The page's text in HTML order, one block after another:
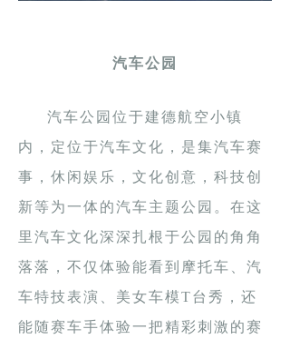
汽车公园
汽车公园位于建德航空小镇
内，定位于汽车文化，是集汽车赛
事，休闲娱乐，文化创意，科技创
新等为一体的汽车主题公园。在这
里汽车文化深深扎根于公园的角角
落落，不仅体验能看到摩托车、汽
车特技表演、美女车模T台秀，还
能随赛车手体验一把精彩刺激的赛